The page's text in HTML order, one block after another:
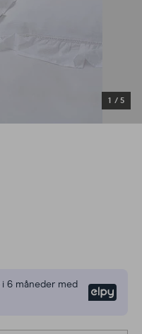
1 / 5
i 6 måneder med